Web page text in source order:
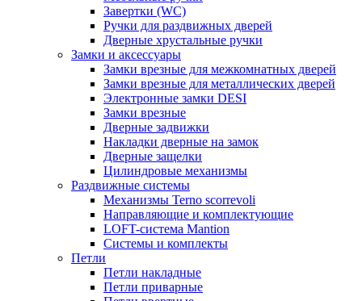
Завертки (WC)
Ручки для раздвижных дверей
Дверные хрустальные ручки
Замки и аксессуары
Замки врезные для межкомнатных дверей
Замки врезные для металлических дверей
Электронные замки DESI
Замки врезные
Дверные задвижки
Накладки дверные на замок
Дверные защелки
Цилиндровые механизмы
Раздвижные системы
Механизмы Terno scorrevoli
Направляющие и комплектующие
LOFT-cистема Mantion
Системы и комплекты
Петли
Петли накладные
Петли приварные